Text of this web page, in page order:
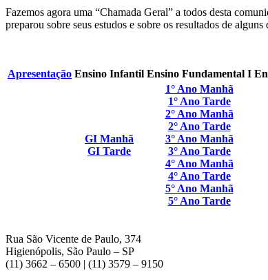
Fazemos agora uma “Chamada Geral” a todos desta
preparou sobre seus estudos e sobre os resultados de alguns
Apresentação Ensino Infantil Ensino Fundamental I
GI Manhã
GI Tarde
1° Ano Manhã
1° Ano Tarde
2° Ano Manhã
2° Ano Tarde
3° Ano Manhã
3° Ano Tarde
4° Ano Manhã
4° Ano Tarde
5° Ano Manhã
5° Ano Tarde
Rua São Vicente de Paulo, 374
Higienópolis, São Paulo – SP
(11) 3662 – 6500 | (11) 3579 – 9150